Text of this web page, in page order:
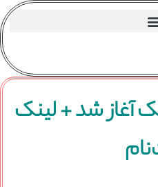
شد + لینک